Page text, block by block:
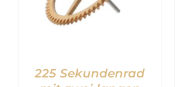
225 Sekundenrad